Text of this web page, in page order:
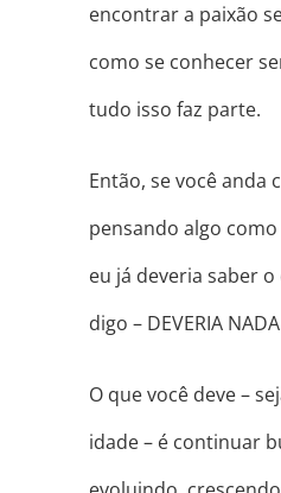
encontrar a paixão
como se conhecer
tudo isso faz parte.
Então, se você anda
pensando algo
eu já deveria saber o
digo – DEVERIA
O que você deve –
idade – é continuar